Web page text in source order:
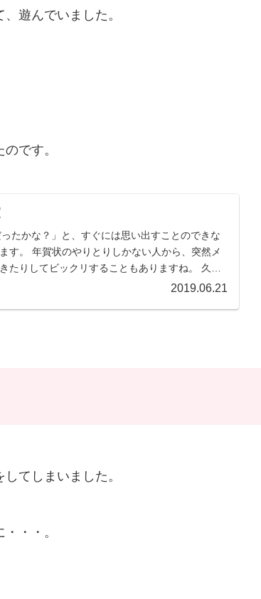
遊んでいました。
です。
たかな？」と、すぐには思い出すことのできな
す。 年賀状のやりとりしかない人から、突然メ
たりしてビックリすることもありますね。 久し
2019.06.21
てしまいました。
・・。